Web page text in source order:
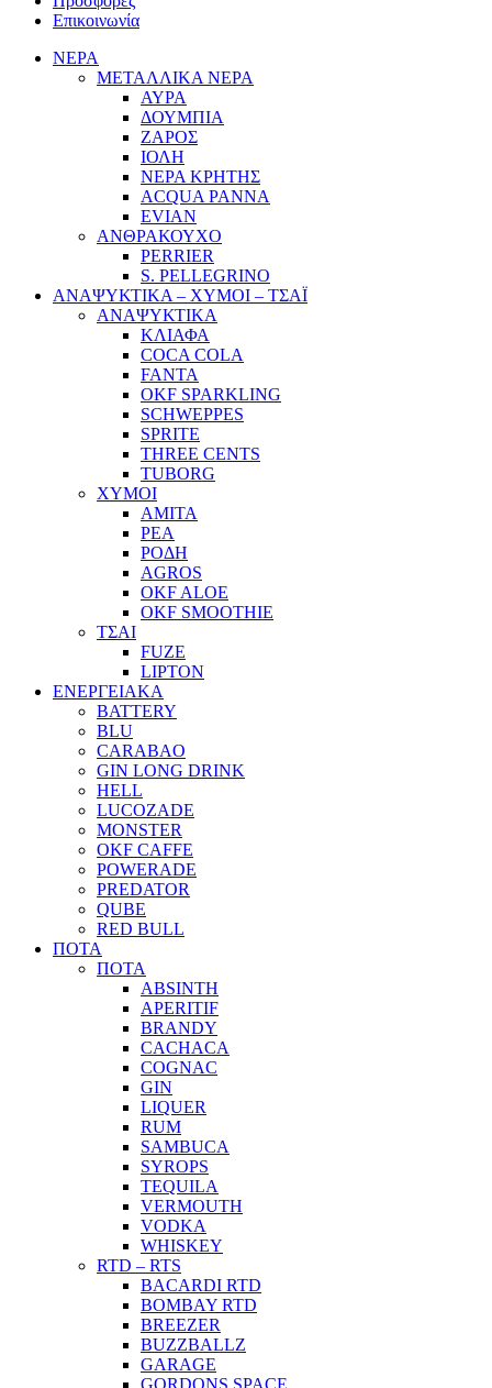
Επικοινωνία
ΝΕΡΑ
ΜΕΤΑΛΛΙΚΑ ΝΕΡΑ
ΑΥΡΑ
ΔΟΥΜΠΙΑ
ΖΑΡΟΣ
ΙΟΛΗ
ΝΕΡΑ ΚΡΗΤΗΣ
ACQUA PANNA
EVIAN
ΑΝΘΡΑΚΟΥΧΟ
PERRIER
S. PELLEGRINO
ΑΝΑΨΥΚΤΙΚΑ – ΧΥΜΟΙ – ΤΣΑΪ
ΑΝΑΨΥΚΤΙΚΑ
ΚΛΙΑΦΑ
COCA COLA
FANTA
OKF SPARKLING
SCHWEPPES
SPRITE
THREE CENTS
TUBORG
ΧΥΜΟΙ
ΑΜΙΤΑ
ΡΕΑ
ΡΟΔΗ
AGROS
OKF ALOE
OKF SMOOTHIE
ΤΣΑΙ
FUZE
LIPTON
ΕΝΕΡΓΕΙΑΚΑ
BATTERY
BLU
CARABAO
GIN LONG DRINK
HELL
LUCOZADE
MONSTER
OKF CAFFE
POWERADE
PREDATOR
QUBE
RED BULL
ΠΟΤΑ
ΠΟΤΑ
ABSINTH
APERITIF
BRANDY
CACHACA
COGNAC
GIN
LIQUER
RUM
SAMBUCA
SYROPS
TEQUILA
VERMOUTH
VODKA
WHISKEY
RTD – RTS
BACARDI RTD
BOMBAY RTD
BREEZER
BUZZBALLZ
GARAGE
GORDONS SPACE